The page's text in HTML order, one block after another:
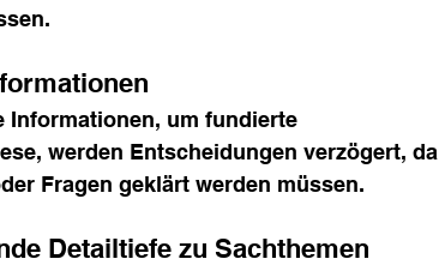
Informationen, um fundierte
werden Entscheidungen verzögert, da
Fragen geklärt werden müssen.
Detailtiefe zu Sachthemen